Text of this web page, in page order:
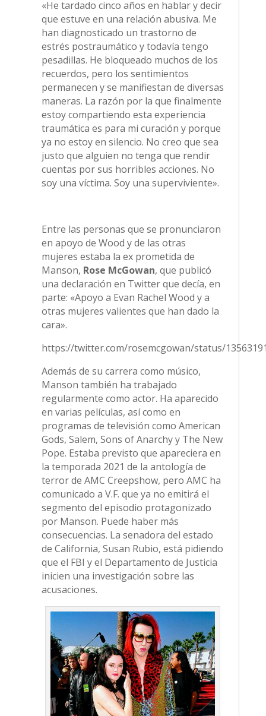
«He tardado cinco años en hablar y decir
que estuve en una relación abusiva. Me
han diagnosticado un trastorno de
estrés postraumático y todavía tengo
pesadillas. He bloqueado muchos de los
recuerdos, pero los sentimientos
permanecen y se manifiestan de diversas
maneras. La razón por la que finalmente
estoy compartiendo esta experiencia
traumática es para mi curación y porque
ya no estoy en silencio. No creo que sea
justo que alguien no tenga que rendir
cuentas por sus horribles acciones. No
soy una víctima. Soy una superviviente».
Entre las personas que se pronunciaron
en apoyo de Wood y de las otras
mujeres estaba la ex prometida de
Manson, Rose McGowan, que publicó
una declaración en Twitter que decía, en
parte: «Apoyo a Evan Rachel Wood y a
otras mujeres valientes que han dado la
cara».
https://twitter.com/rosemcgowan/status/
Además de su carrera como músico,
Manson también ha trabajado
regularmente como actor. Ha aparecido
en varias películas, así como en
programas de televisión como American
Gods, Salem, Sons of Anarchy y The New
Pope. Estaba previsto que apareciera en
la temporada 2021 de la antología de
terror de AMC Creepshow, pero AMC ha
comunicado a V.F. que ya no emitirá el
segmento del episodio protagonizado
por Manson. Puede haber más
consecuencias. La senadora del estado
de California, Susan Rubio, está pidiendo
que el FBI y el Departamento de Justicia
inicien una investigación sobre las
acusaciones.